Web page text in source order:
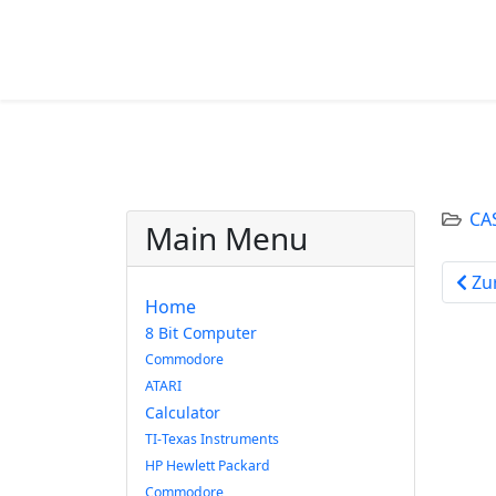
Main Menu
Home
8 Bit Computer
Commodore
ATARI
Calculator
TI-Texas Instruments
HP Hewlett Packard
Commodore